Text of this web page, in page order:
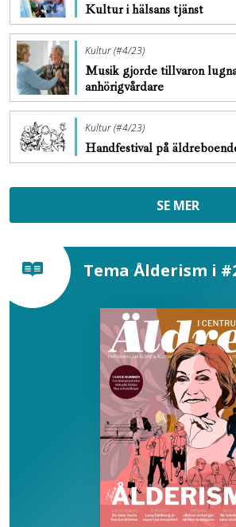
Kultur i hälsans tjänst
Kultur (#4/23)
Musik gjorde tillvaron
anhörigvårdare
Kultur (#4/23)
Handfestival på
SE MER
Tema Ålderism i